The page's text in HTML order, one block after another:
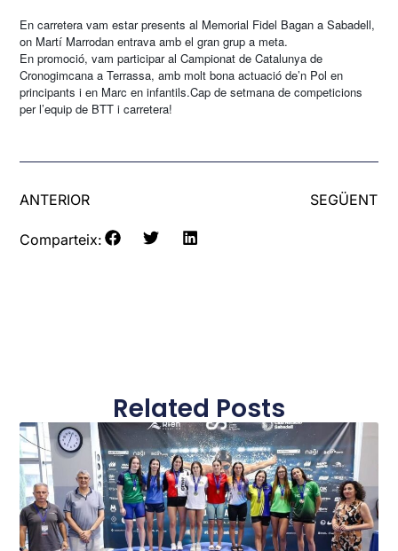
En carretera vam estar presents al Memorial Fidel Bagan a Sabadell,
on Martí Marrodan entrava amb el gran grup a meta.
En promoció, vam participar al Campionat de Catalunya de
Cronogimcana a Terrassa, amb molt bona actuació de’n Pol en
principants i en Marc en infantils.Cap de setmana de competicions
per l’equip de BTT i carretera!
ANTERIOR SEGÜENT
Comparteix:
Related Posts